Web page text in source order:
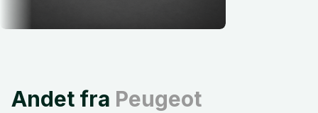
Andet fra Peugeot